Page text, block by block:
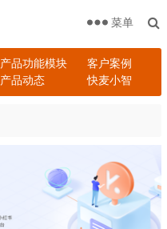
产品功能模块
客户案例
产品动态 快麦小智
菜单